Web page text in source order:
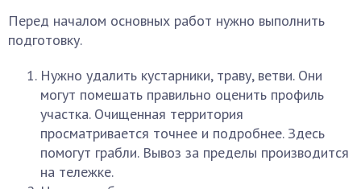
Перед началом основных работ нужно выполнить
подготовку.
Нужно удалить кустарники, траву, ветви. Они
могут помешать правильно оценить профиль
участка. Очищенная территория
просматривается точнее и подробнее. Здесь
помогут грабли. Вывоз за пределы производится
на тележке.